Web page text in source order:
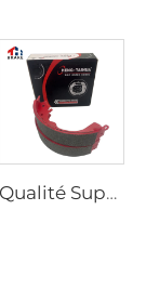
Qualité Supérieure Vente en Gros Chaussées de Frein Céramiques pour l'Essieu Arrière pour Pick-up HILUX VI